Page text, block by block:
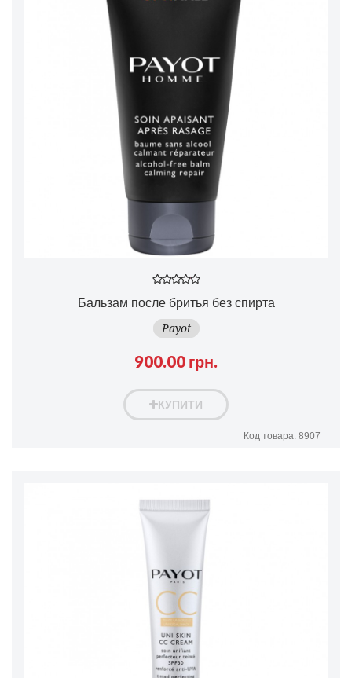
Бальзам после бритья без спирта
Payot
900.00 грн.
КУПИТИ
Код товара: 8907